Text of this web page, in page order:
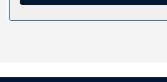
Servicios hotel
Siente la emoción del juego en el
recuerdos y una zona de pícnic.